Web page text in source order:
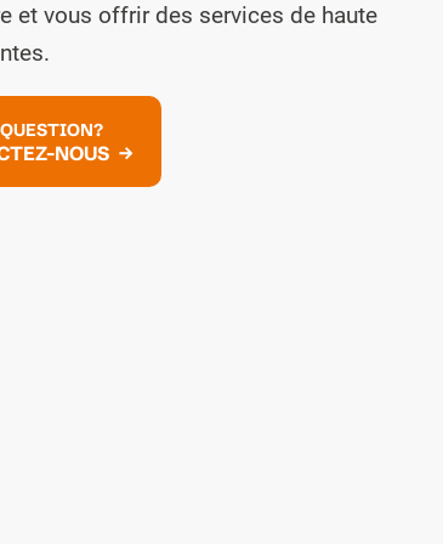
et vous offrir des services de haute
NOUS